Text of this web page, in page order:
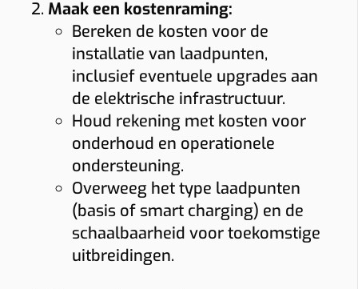
Maak een kostenraming:
Bereken de kosten voor de
installatie van laadpunten,
inclusief eventuele upgrades aan
de elektrische infrastructuur.
Houd rekening met kosten voor
onderhoud en operationele
ondersteuning.
Overweeg het type laadpunten
(basis of smart charging) en de
schaalbaarheid voor toekomstige
uitbreidingen.